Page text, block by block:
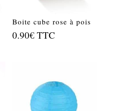
Boite cube rose à pois
0.90€ TTC